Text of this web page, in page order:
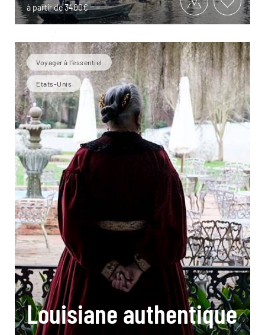
à partir de 3400€
Voyager à l’essentiel
Etats-Unis
Louisiane authentique